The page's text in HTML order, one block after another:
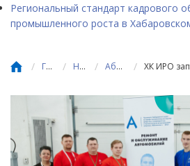
Региональный стандарт кадрового
промышленного роста в
/ Главная / Новости / Абилимпикс /